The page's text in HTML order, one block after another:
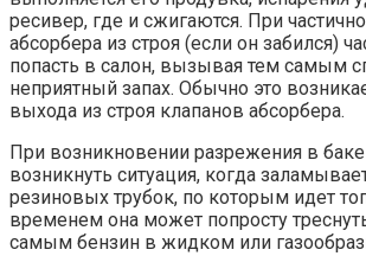
ресивер, где и сжигаются. При
абсорбера из строя (если он забился)
попасть в салон, вызывая тем самым
неприятный запах. Обычно это
выхода из строя клапанов абсорбера.
При возникновении разрежения в
возникнуть ситуация, когда
резиновых трубок, по которым идет
временем она может попросту
самым бензин в жидком или